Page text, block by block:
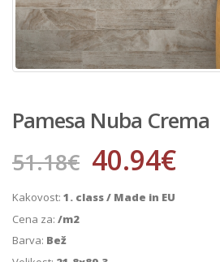
Pamesa Nuba Crema
51.18€ 40.94€
Kakovost: 1. class / Made in EU
Cena za: /m2
Barva: Bež